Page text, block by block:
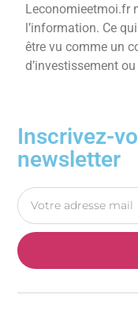
Leconomieetmoi.fr
l’information. Ce
être vu comme un
d’investissement
Inscrivez-
newsletter